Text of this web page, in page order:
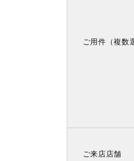
ご用件（複数
ご来店店舗